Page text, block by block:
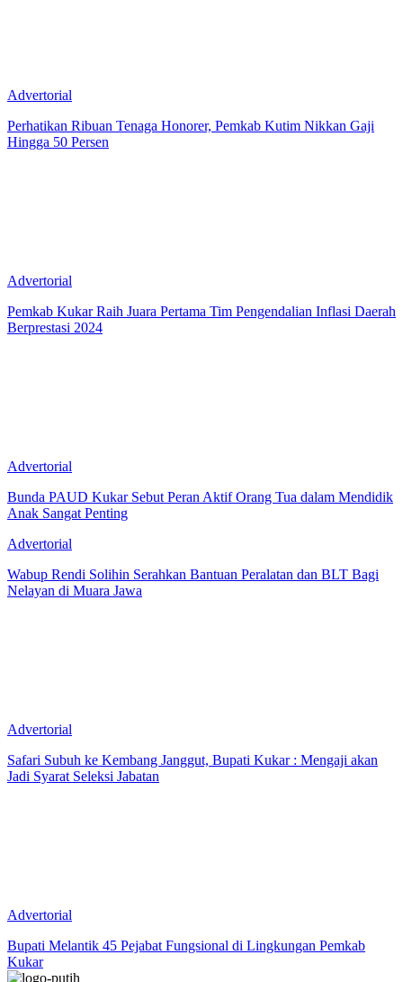
Advertorial
Perhatikan Ribuan Tenaga Honorer, Pemkab Kutim Nikkan Gaji
Hingga 50 Persen
Advertorial
Pemkab Kukar Raih Juara Pertama Tim Pengendalian Inflasi Daerah
Berprestasi 2024
Advertorial
Bunda PAUD Kukar Sebut Peran Aktif Orang Tua dalam Mendidik
Anak Sangat Penting
Advertorial
Wabup Rendi Solihin Serahkan Bantuan Peralatan dan BLT Bagi
Nelayan di Muara Jawa
Advertorial
Safari Subuh ke Kembang Janggut, Bupati Kukar : Mengaji akan
Jadi Syarat Seleksi Jabatan
Advertorial
Bupati Melantik 45 Pejabat Fungsional di Lingkungan Pemkab
Kukar